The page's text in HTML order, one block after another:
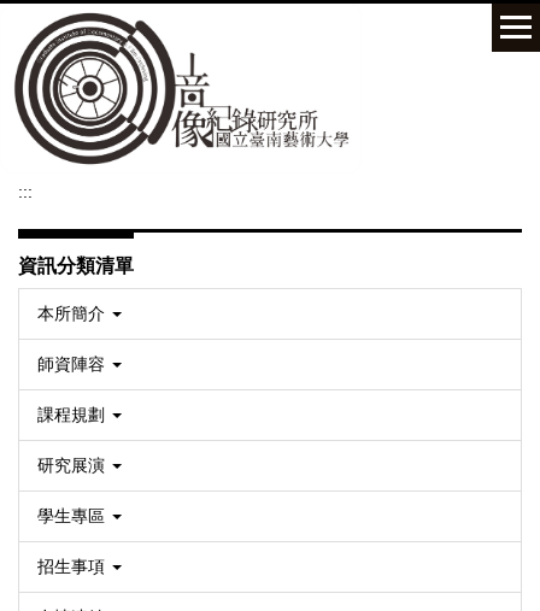
到
主
要
內
:::
資訊分類清單
本所簡介
師資陣容
課程規劃
研究展演
學生專區
招生事項